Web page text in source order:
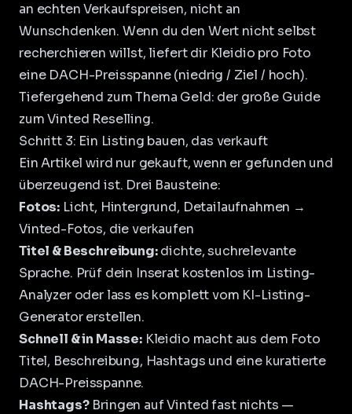
an echten Verkaufspreisen, nicht an
Wunschdenken. Wenn du den Wert nicht selbst
recherchieren willst, liefert dir Kleidio pro Foto
eine DACH-Preisspanne (niedrig / Ziel / hoch).
Tiefergehend zum Thema Geld: der große Guide
zumVinted Reselling.
Schritt 3: Ein Listing bauen, das verkauft
Ein Artikel wird nur gekauft, wenn er gefunden und
überzeugend ist. Drei Bausteine:
Fotos: Licht, Hintergrund, Detailaufnahmen →
Vinted-Fotos, die verkaufen
Titel & Beschreibung:dichte, suchrelevante
Sprache. Prüf dein Inserat kostenlos im Listing-
Analyzeroder lass es komplett vom KI-Listing-
Generatorerstellen.
Schnell & in Masse: Kleidio macht aus dem Foto
Titel, Beschreibung, Hashtags und eine kuratierte
DACH-Preisspanne.
Hashtags?Bringen auf Vinted fast nichts —